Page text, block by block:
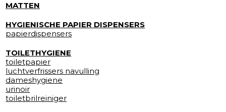
MATTEN
HYGIENISCHE PAPIER DISPENSERS
papierdispensers
TOILETHYGIENE
toiletpapier
luchtverfrissers navulling
dameshygiene
urinoir
toiletbrilreiniger